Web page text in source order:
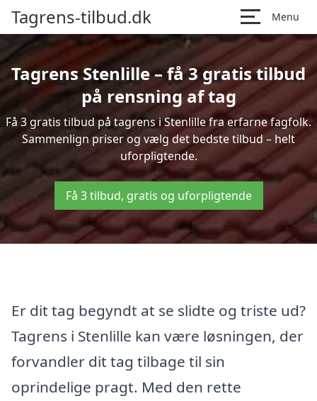
Tagrens-tilbud.dk Menu
Tagrens Stenlille – få 3 gratis tilbud
på rensning af tag
Få 3 gratis tilbud på tagrens i Stenlille fra erfarne fagfolk.
Sammenlign priser og vælg det bedste tilbud – helt
uforpligtende.
Få 3 tilbud, gratis og uforpligtende
Er dit tag begyndt at se slidte og triste ud?
Tagrens i Stenlille kan være løsningen, der
forvandler dit tag tilbage til sin
oprindelige pragt. Med den rette